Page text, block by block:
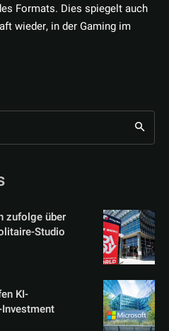
Formats. Dies spiegelt auch
wieder, in der Gaming im
zufolge über
Studio
KI-